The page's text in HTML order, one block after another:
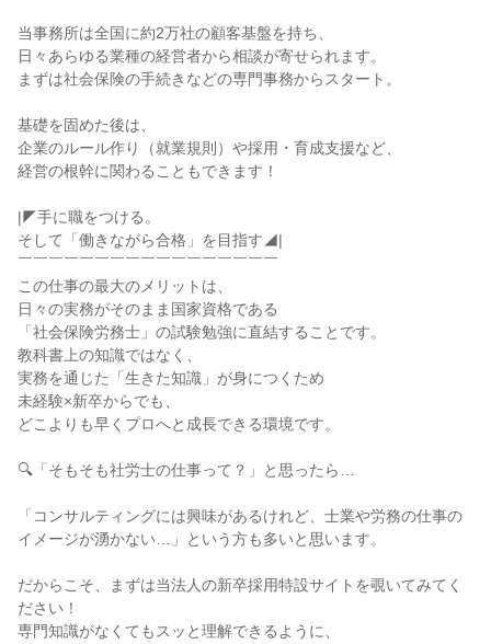
当事務所は全国に約2万社の顧客基盤を持ち、
日々あらゆる業種の経営者から相談が寄せられます。
まずは社会保険の手続きなどの専門事務からスタート。
基礎を固めた後は、
企業のルール作り（就業規則）や採用・育成支援など、
経営の根幹に関わることもできます！
|◤手に職をつける。
そして「働きながら合格」を目指す◢|
￣￣￣￣￣￣￣￣￣￣￣￣￣￣￣￣￣
この仕事の最大のメリットは、
日々の実務がそのまま国家資格である
「社会保険労務士」の試験勉強に直結することです。
教科書上の知識ではなく、
実務を通じた「生きた知識」が身につくため
未経験×新卒からでも、
どこよりも早くプロへと成長できる環境です。
🔍「そもそも社労士の仕事って？」と思ったら…
「コンサルティングには興味があるけれど、士業や労務の仕事の
イメージが湧かない…」という方も多いと思います。
だからこそ、まずは当法人の新卒採用特設サイトを覗いてみてく
ださい！
専門知識がなくてもスッと理解できるように、